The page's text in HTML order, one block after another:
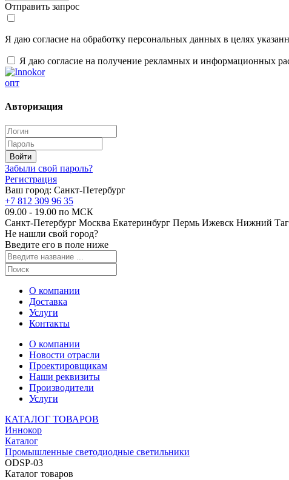
Отправить запрос
Я даю согласие на обработку персональных данных в целях
Я даю согласие на получение рекламных и информационных
опт
Авторизация
Забыли свой пароль?
Регистрация
Ваш город: Санкт-Петербург
+7 812 309 96 35
09.00 - 19.00 по МСК
Санкт-Петербург Москва Екатеринбург Пермь Ижевск Нижний
Не нашли свой город?
Введите его в поле ниже
О компании
Доставка
Услуги
Контакты
О компании
Новости отрасли
Проектировщикам
Наши реквизиты
Производители
Услуги
КАТАЛОГ ТОВАРОВ
Иннокор
Каталог
Промышленные светодиодные светильники
ODSP-03
Каталог товаров